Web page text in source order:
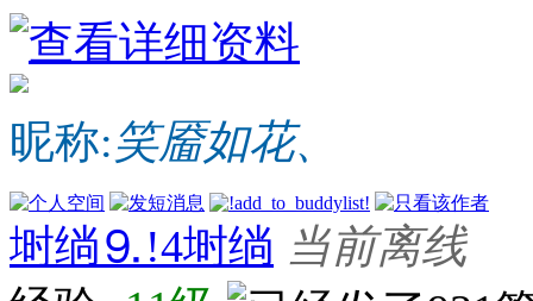
昵称:笑靥如花、
埘绱⒐!4埘绱 当前离线